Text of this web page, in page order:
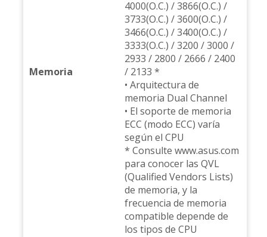
Memoria
4000(O.C.) / 3866(O.C.) /
3733(O.C.) / 3600(O.C.) /
3466(O.C.) / 3400(O.C.) /
3333(O.C.) / 3200 / 3000 /
2933 / 2800 / 2666 / 2400
/ 2133 *
• Arquitectura de
memoria Dual Channel
• El soporte de memoria
ECC (modo ECC) varía
según el CPU
* Consulte www.asus.com
para conocer las QVL
(Qualified Vendors Lists)
de memoria, y la
frecuencia de memoria
compatible depende de
los tipos de CPU